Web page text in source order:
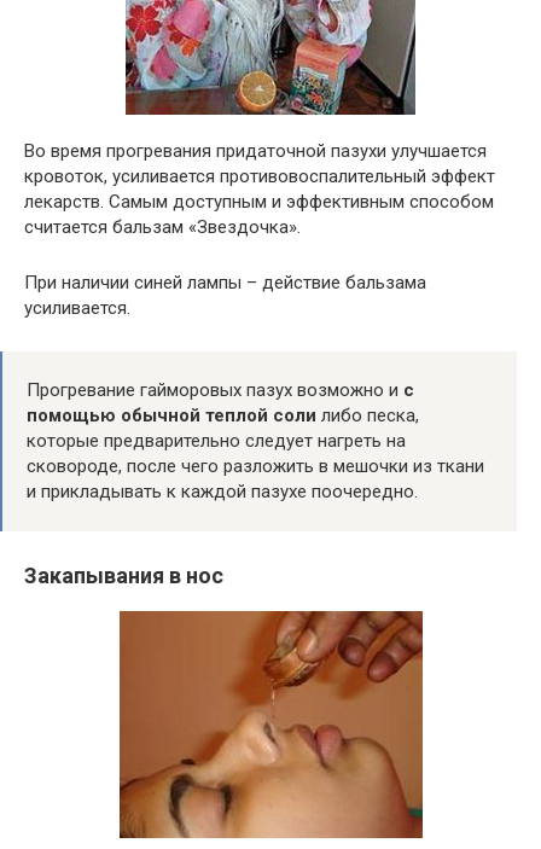
Во время прогревания придаточной пазухи улучшается
кровоток, усиливается противовоспалительный эффект
лекарств. Самым доступным и эффективным способом
считается бальзам «Звездочка».
При наличии синей лампы – действие бальзама
усиливается.
Прогревание гайморовых пазух возможно и с
помощью обычной теплой соли либо песка,
которые предварительно следует нагреть на
сковороде, после чего разложить в мешочки из ткани
и прикладывать к каждой пазухе поочередно.
Закапывания в нос